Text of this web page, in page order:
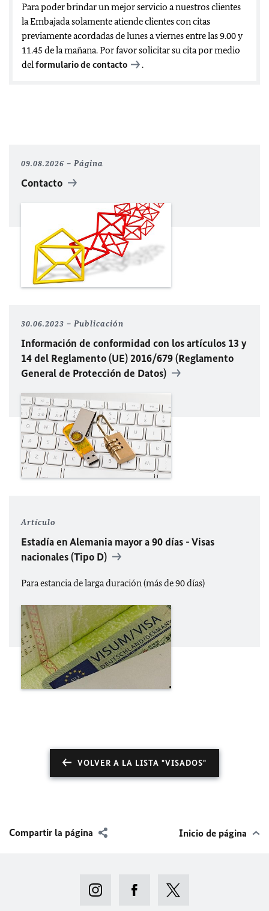
Para poder brindar un mejor servicio a nuestros clientes
la Embajada solamente atiende clientes con citas
previamente acordadas de lunes a viernes entre las 9.00 y
11.45 de la mañana. Por favor solicitar su cita por medio
del formulario de contacto .
09.08.2026 Página
Contacto
30.06.2023 Publicación
Información de conformidad con los artículos 13 y
14 del Reglamento (UE) 2016/679 (Reglamento
General de Protección de Datos)
Artículo
Estadía en Alemania mayor a 90 días - Visas
nacionales (Tipo D)
Para estancia de larga duración (más de 90 días)
VOLVER A LA LISTA "VISADOS"
Compartir la página Inicio de página